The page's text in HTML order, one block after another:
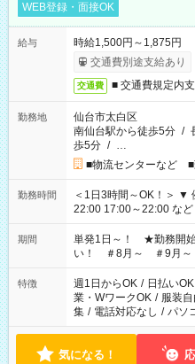
WEB登録・面接OK
給与
時給1,500円～1,875円
交通費別途支給あり
交通費 ■ 交通費規定内
勤務地
仙台市太白区
南仙台駅から徒歩5分 /
歩5分 / …
■物流センターなど ■
勤務時間
＜1日3時間～OK！＞ ▼ 例えば… ▼ 15:00～18:00 15:00～
22:00 17:00～22:00 など こちら以外の時間もお気軽にご相談く
ださい！
期間
単発1日～！ ★勤務開始
い！ ＃8月～ ＃9月～
特徴 週1日からOK / 日払いOK
業・WワークOK / 服装自
集 / 電話対応なし / パソ
気になる！